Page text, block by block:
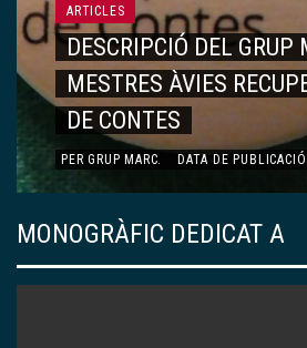
ARTICLES
DESCRIPCIÓ DEL GRUP
MESTRES ÀVIES
DE CONTES
PERGRUP MARC DATA DE
MONOGRÀFIC DEDICAT A